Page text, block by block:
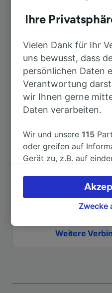
Nach München Hbf
Nach Mindelheim
Nach München
Nach München-Pasing
Nach Bad Wörishofen
Weitere
Ihre
Vielen Dank für Ihr
uns bewusst, dass
persönlichen Daten
Verantwortung
wir Ihnen gerne
Daten verarbeiten.
Wir und unsere115
oder greifen auf
Gerät zu, z.B. auf
verarbeiten. Sie
akzeptieren oder
Ihres
besuchen Sie
Zwecke